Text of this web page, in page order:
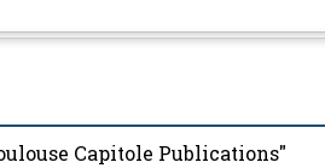
Capitole Publications"